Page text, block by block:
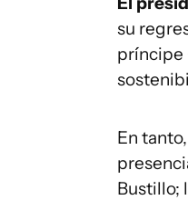
su
príncipe
En
Bustillo;